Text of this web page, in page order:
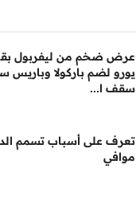
يورو لضم باركولا وباريس
سقف ا...
تعرف على أسباب تسمم
موافي